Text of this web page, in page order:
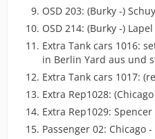
OSD 203: (Burky -)
OSD 214: (Burky -)
Extra Tank cars 1016:
in Berlin Yard aus und
Extra Tank cars 1017:
Extra Rep1028:
Extra Rep1029:
Passenger 02: Chicago